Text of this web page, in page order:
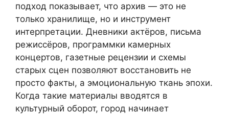
подход показывает, что архив — это не
только хранилище, но и инструмент
интерпретации. Дневники актёров, письма
режиссёров, программки камерных
концертов, газетные рецензии и схемы
старых сцен позволяют восстановить не
просто факты, а эмоциональную ткань эпохи.
Когда такие материалы вводятся в
культурный оборот, город начинает